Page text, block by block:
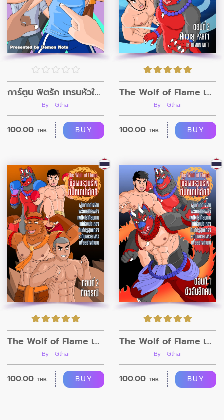
การ์ตูน ฟิตรัก เทรนหัวใจ ตอนที่10
By : Gthai
100.00 THB. BUY
The Wolf of Flame เมื่อผมรวมร่างกับหมาป่าอัคคี ตอนที่3
By : Gthai
100.00 THB. BUY
The Wolf of Flame เมื่อผมรวมร่างกับหมาป่าอัคคี ตอนที่2
By : Gthai
100.00 THB. BUY
The Wolf of Flame เมื่อผมรวมร่างกับหมาป่าอัคคี ตอนที่1
By : Gthai
100.00 THB. BUY